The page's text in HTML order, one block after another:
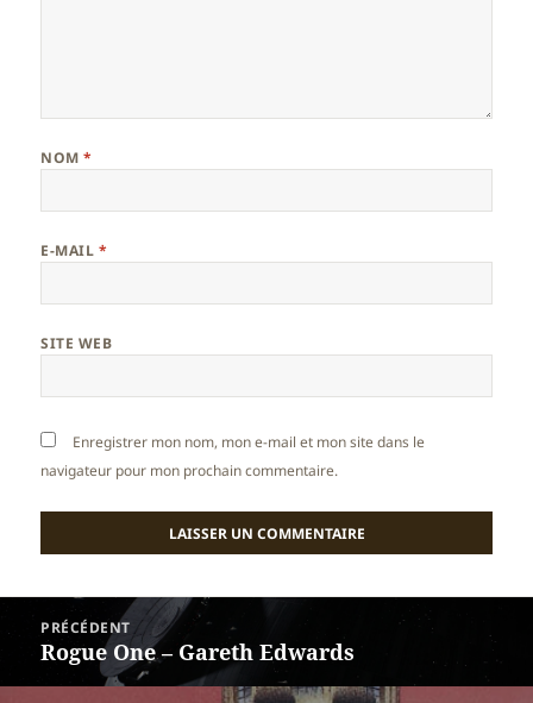
NOM*
E-MAIL *
SITE WEB
Enregistrer mon nom, mon e-mail et mon site dans le
navigateur pour mon prochain commentaire.
de
l’article
PRÉCÉDENT
Article
précédent :
Rogue One – Gareth Edwards